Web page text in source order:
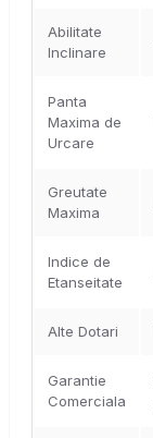
Abilitate
Inclinare
Panta
Maxima de
Urcare
Greutate
Maxima
Indice de
Etanseitate
Alte Dotari
Garantie
Comerciala